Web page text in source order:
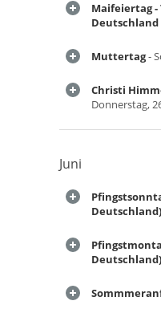
Maifeiertag -
Deutschland
Muttertag-
Christi
Donnerstag,
Juni
Deutschland)
Deutschland)